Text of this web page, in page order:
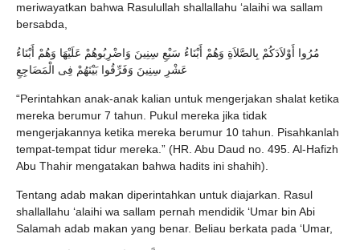
meriwayatkan bahwa Rasulullah shallallahu ‘alaihi wa sallam
bersabda,
مُرُوا أَوْلاَدَكُمْ بِالصَّلاَةِ وَهُمْ أَبْنَاءُ سَبْعِ سِنِينَ وَاضْرِبُوهُمْ عَلَيْهَا وَهُمْ أَبْنَاءُ
عَشْرِ سِنِينَ وَفَرِّقُوا بَيْنَهُمْ فِى الْمَضَاجِعِ
“Perintahkan anak-anak kalian untuk mengerjakan shalat ketika
mereka berumur 7 tahun. Pukul mereka jika tidak
mengerjakannya ketika mereka berumur 10 tahun. Pisahkanlah
tempat-tempat tidur mereka.” (HR. Abu Daud no. 495. Al-Hafizh
Abu Thahir mengatakan bahwa hadits ini shahih).
Tentang adab makan diperintahkan untuk diajarkan. Rasul
shallallahu ‘alaihi wa sallam pernah mendidik ‘Umar bin Abi
Salamah adab makan yang benar. Beliau berkata pada ‘Umar,